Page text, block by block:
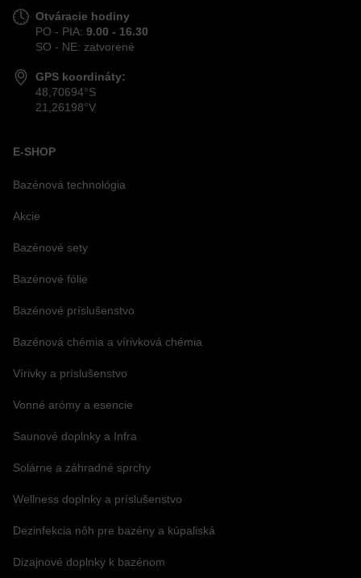
Otváracie hodiny
PO - PIA: 9.00 - 16.30
SO - NE: zatvorené
GPS koordináty:
48,70694°S
21,26198°V
E-SHOP
Bazénová technológia
Akcie
Bazénové sety
Bazénové fólie
Bazénové príslušenstvo
Bazénová chémia a vírivková chémia
Vírivky a príslušenstvo
Vonné arómy a esencie
Saunové doplnky a Infra
Solárne a záhradné sprchy
Wellness doplnky a príslušenstvo
Dezinfekcia nôh pre bazény a kúpaliská
Dizajnové doplnky k bazénom